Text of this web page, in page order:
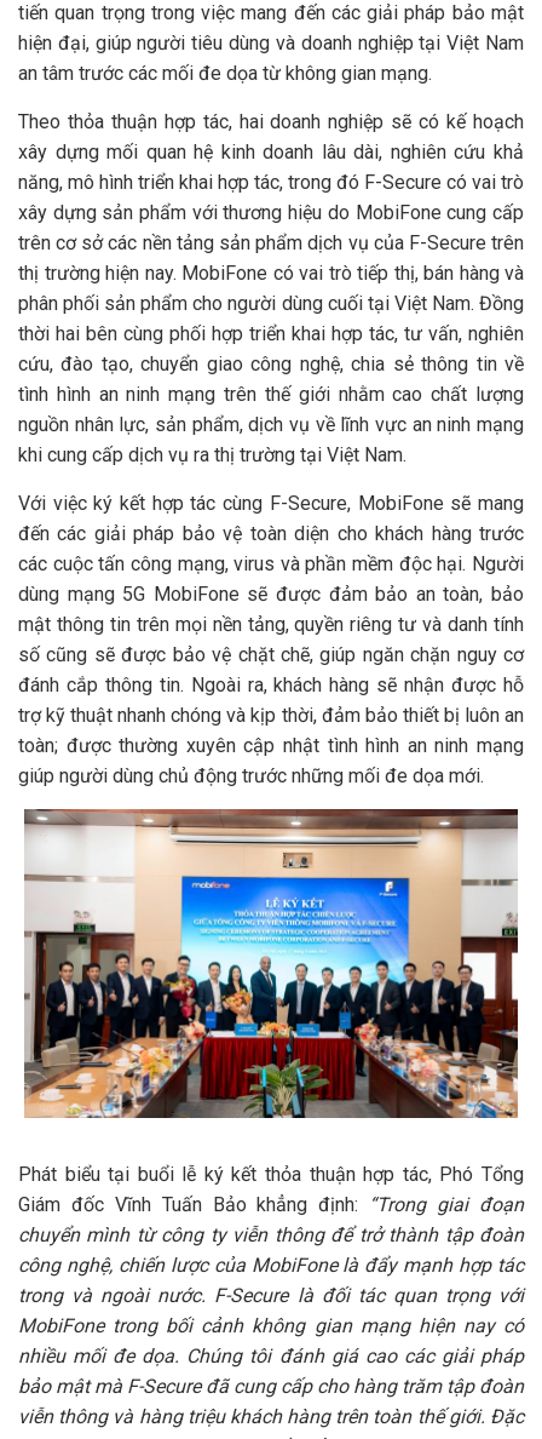
tiến quan trọng trong việc mang đến các giải pháp bảo mật
hiện đại, giúp người tiêu dùng và doanh nghiệp tại Việt Nam
an tâm trước các mối đe dọa từ không gian mạng.
Theo thỏa thuận hợp tác, hai doanh nghiệp sẽ có kế hoạch
xây dựng mối quan hệ kinh doanh lâu dài, nghiên cứu khả
năng, mô hình triển khai hợp tác, trong đó F-Secure có vai trò
xây dựng sản phẩm với thương hiệu do MobiFone cung cấp
trên cơ sở các nền tảng sản phẩm dịch vụ của F-Secure trên
thị trường hiện nay. MobiFone có vai trò tiếp thị, bán hàng và
phân phối sản phẩm cho người dùng cuối tại Việt Nam. Đồng
thời hai bên cùng phối hợp triển khai hợp tác, tư vấn, nghiên
cứu, đào tạo, chuyển giao công nghệ, chia sẻ thông tin về
tình hình an ninh mạng trên thế giới nhằm cao chất lượng
nguồn nhân lực, sản phẩm, dịch vụ về lĩnh vực an ninh mạng
khi cung cấp dịch vụ ra thị trường tại Việt Nam.
Với việc ký kết hợp tác cùng F-Secure, MobiFone sẽ mang
đến các giải pháp bảo vệ toàn diện cho khách hàng trước
các cuộc tấn công mạng, virus và phần mềm độc hại. Người
dùng mạng 5G MobiFone sẽ được đảm bảo an toàn, bảo
mật thông tin trên mọi nền tảng, quyền riêng tư và danh tính
số cũng sẽ được bảo vệ chặt chẽ, giúp ngăn chặn nguy cơ
đánh cắp thông tin. Ngoài ra, khách hàng sẽ nhận được hỗ
trợ kỹ thuật nhanh chóng và kịp thời, đảm bảo thiết bị luôn an
toàn; được thường xuyên cập nhật tình hình an ninh mạng
giúp người dùng chủ động trước những mối đe dọa mới.
Phát biểu tại buổi lễ ký kết thỏa thuận hợp tác, Phó Tổng
Giám đốc Vĩnh Tuấn Bảo khẳng định:
“Trong giai đoạn
chuyển mình từ công ty viễn thông để trở thành tập đoàn
công nghệ, chiến lược của MobiFone là đẩy mạnh hợp tác
trong và ngoài nước. F-Secure là đối tác quan trọng với
MobiFone trong bối cảnh không gian mạng hiện nay có
nhiều mối đe dọa. Chúng tôi đánh giá cao các giải pháp
bảo mật mà F-Secure đã cung cấp cho hàng trăm tập đoàn
viễn thông và hàng triệu khách hàng trên toàn thế giới. Đặc